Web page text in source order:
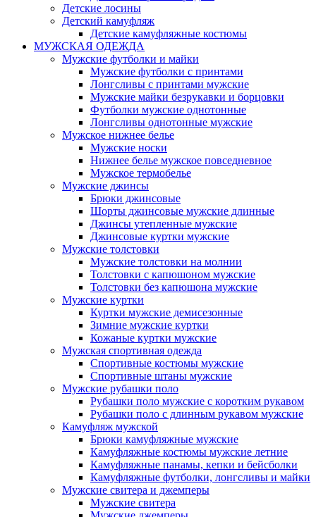
Детские лосины
Детский камуфляж
Детские камуфляжные костюмы
МУЖСКАЯ ОДЕЖДА
Мужские футболки и майки
Мужские футболки с принтами
Лонгсливы с принтами мужские
Мужские майки безрукавки и борцовки
Футболки мужские однотонные
Лонгсливы однотонные мужские
Мужское нижнее белье
Мужские носки
Нижнее белье мужское повседневное
Мужское термобелье
Мужские джинсы
Брюки джинсовые
Шорты джинсовые мужские длинные
Джинсы утепленные мужские
Джинсовые куртки мужские
Мужские толстовки
Мужские толстовки на молнии
Толстовки с капюшоном мужские
Толстовки без капюшона мужские
Мужские куртки
Куртки мужские демисезонные
Зимние мужские куртки
Кожаные куртки мужские
Мужская спортивная одежда
Спортивные костюмы мужские
Спортивные штаны мужские
Мужские рубашки поло
Рубашки поло мужские с коротким рукавом
Рубашки поло с длинным рукавом мужские
Камуфляж мужской
Брюки камуфляжные мужские
Камуфляжные костюмы мужские летние
Камуфляжные панамы, кепки и бейсболки
Камуфляжные футболки, лонгсливы и майки
Мужские свитера и джемперы
Мужские свитера